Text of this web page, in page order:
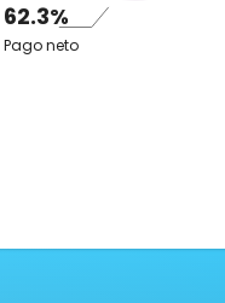
62.3%
Pago neto